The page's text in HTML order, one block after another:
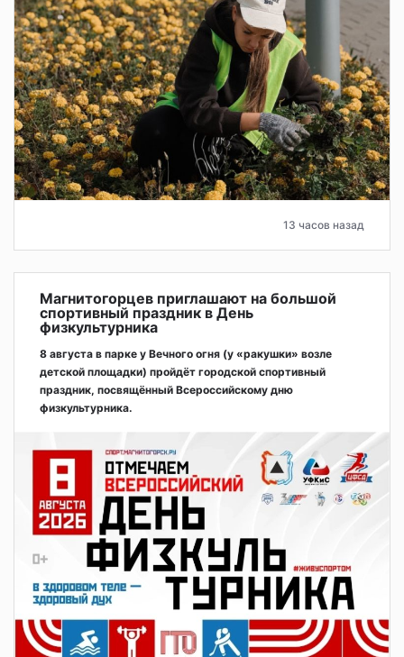
13 часов назад
Магнитогорцев приглашают на большой
спортивный праздник в День
физкультурника
8 августа в парке у Вечного огня (у «ракушки» возле
детской площадки) пройдёт городской спортивный
праздник, посвящённый Всероссийскому дню
физкультурника.